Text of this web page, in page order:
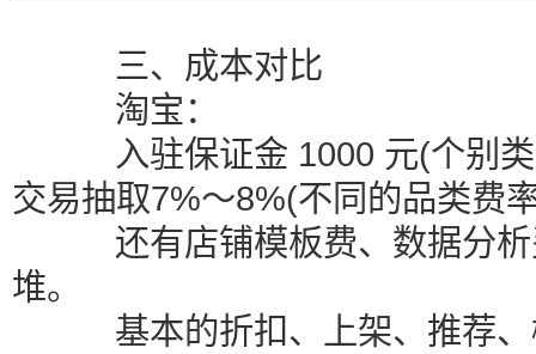
三、成本对比
淘宝：
入驻保证金 1000 元(个别类
交易抽取7%～8%(不同的品类费
还有店铺模板费、数据分析
堆。
基本的折扣、上架、推荐、